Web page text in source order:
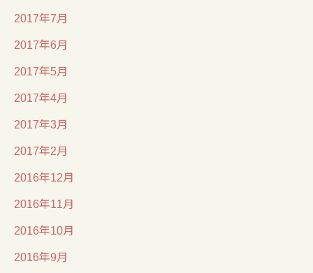
2017年7月
2017年6月
2017年5月
2017年4月
2017年3月
2017年2月
2016年12月
2016年11月
2016年10月
2016年9月